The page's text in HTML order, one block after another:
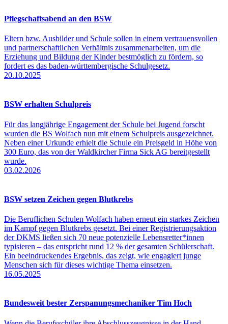
Pflegschaftsabend an den BSW
Eltern bzw. Ausbilder und Schule sollen in einem vertrauensvollen
und partnerschaftlichen Verhältnis zusammenarbeiten, um die
Erziehung und Bildung der Kinder bestmöglich zu fördern, so
fordert es das baden-württembergische Schulgesetz.
20.10.2025
BSW erhalten Schulpreis
Für das langjährige Engagement der Schule bei Jugend forscht
wurden die BS Wolfach nun mit einem Schulpreis ausgezeichnet.
Neben einer Urkunde erhielt die Schule ein Preisgeld in Höhe von
300 Euro, das von der Waldkircher Firma Sick AG bereitgestellt
wurde.
03.02.2026
BSW setzen Zeichen gegen Blutkrebs
Die Beruflichen Schulen Wolfach haben erneut ein starkes Zeichen
im Kampf gegen Blutkrebs gesetzt. Bei einer Registrierungsaktion
der DKMS ließen sich 70 neue potenzielle Lebensretter*innen
typisieren – das entspricht rund 12 % der gesamten Schülerschaft.
Ein beeindruckendes Ergebnis, das zeigt, wie engagiert junge
Menschen sich für dieses wichtige Thema einsetzen.
16.05.2025
Bundesweit bester Zerspanungsmechaniker Tim Hoch